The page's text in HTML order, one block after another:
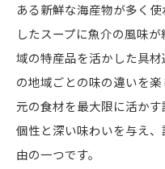
海の幸を活か
観光客おすす
濃厚な豚骨スープ
スープの作り
中部エリア特有
ある新鮮な海産物が多く
したスープに魚介の風味
域の特産品を活かした具
の地域ごとの味の違いを
元の食材を最大限に活か
個性と深い味わいを与え
由の一つです。